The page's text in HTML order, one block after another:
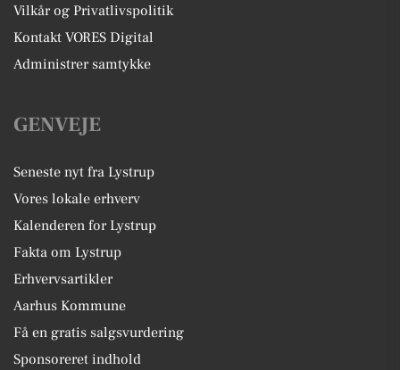
Vilkår og Privatlivspolitik
Kontakt VORES Digital
Administrer samtykke
GENVEJE
Seneste nyt fra Lystrup
Vores lokale erhverv
Kalenderen for Lystrup
Fakta om Lystrup
Erhvervsartikler
Aarhus Kommune
Få en gratis salgsvurdering
Sponsoreret indhold